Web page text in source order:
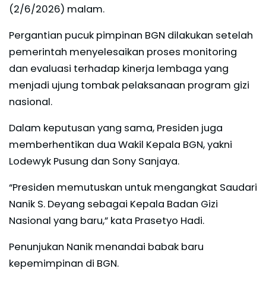
(2/6/2026) malam.
Pergantian pucuk pimpinan BGN dilakukan setelah
pemerintah menyelesaikan proses monitoring
dan evaluasi terhadap kinerja lembaga yang
menjadi ujung tombak pelaksanaan program gizi
nasional.
Dalam keputusan yang sama, Presiden juga
memberhentikan dua Wakil Kepala BGN, yakni
Lodewyk Pusung dan Sony Sanjaya.
“Presiden memutuskan untuk mengangkat Saudari
Nanik S. Deyang sebagai Kepala Badan Gizi
Nasional yang baru,” kata Prasetyo Hadi.
Penunjukan Nanik menandai babak baru
kepemimpinan di BGN.